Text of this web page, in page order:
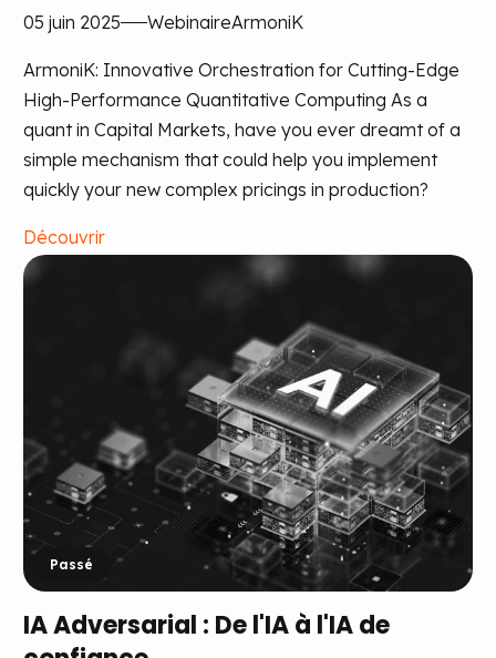
05 juin 2025 WebinaireArmoniK
ArmoniK: Innovative Orchestration for Cutting-Edge
High-Performance Quantitative Computing As a
quant in Capital Markets, have you ever dreamt of a
simple mechanism that could help you implement
quickly your new complex pricings in production?
Découvrir
Passé
IA Adversarial : De l'IA à l'IA de